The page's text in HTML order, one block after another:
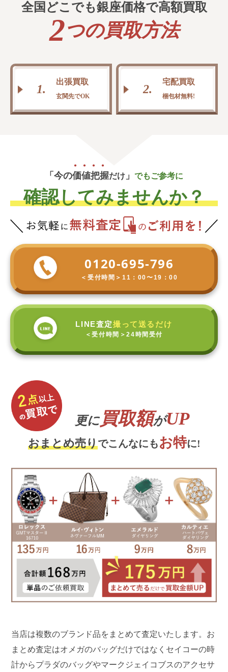
全国どこでも銀座価格で高額買取
2つの買取方法
1.
出張買取
玄関先でOK
2.
宅配買取
梱包材無料!
「今の価値把握だけ 」 でもご参考に
確認してみませんか？
0120-695-796
＜受付時間＞ 11：00〜19：00
LINE査定撮って送るだけ
＜受付時間＞24時間受付
更に買取額がUP
おまとめ売りでこんなにもお特に!
当店は複数のブランド品をまとめて査定いたします。お
まとめ査定はオメガのバッグだけではなくセイコーの時
計からプラダのバッグやマークジェイコブスのアクセサ